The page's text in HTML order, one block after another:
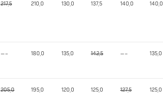
217,5 210,0 130,0 137,5 140,0 140,0
—– 180,0 135,0 142,5 —– 135,0
205,0 195,0 120,0 125,0 127,5 125,0